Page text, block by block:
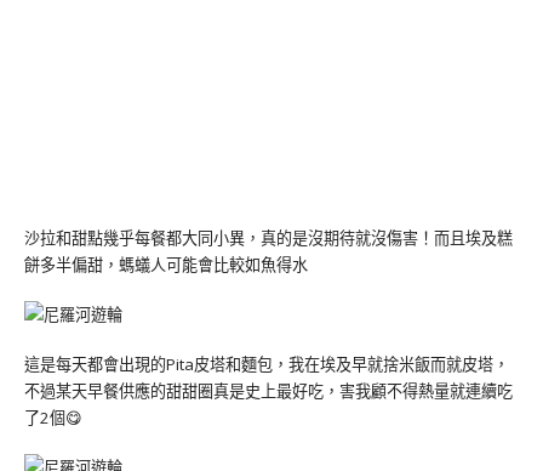
沙拉和甜點幾乎每餐都大同小異，真的是沒期待就沒傷害！而且埃及糕
餅多半偏甜，螞蟻人可能會比較如魚得水
這是每天都會出現的Pita皮塔和麵包，我在埃及早就捨米飯而就皮塔，
不過某天早餐供應的甜甜圈真是史上最好吃，害我顧不得熱量就連續吃
了2個😋